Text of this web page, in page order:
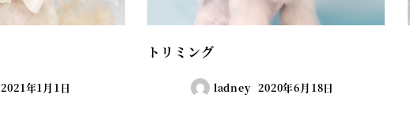
2021年1月1日
トリミング
ladney 2020年6月18日